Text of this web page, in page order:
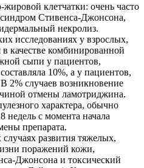
клетчатки: очень часто
Стивенса-Джонсона,
некролиз.
исследованиях у взрослых,
качестве комбинированной
сыпи у пациентов,
10%, а у пациентов,
2% случаев возникновение
отмены ламотриджина.
характера, обычно
недель с момента начала
препарата.
развития тяжелых,
поражений кожи,
Джонсона и токсический